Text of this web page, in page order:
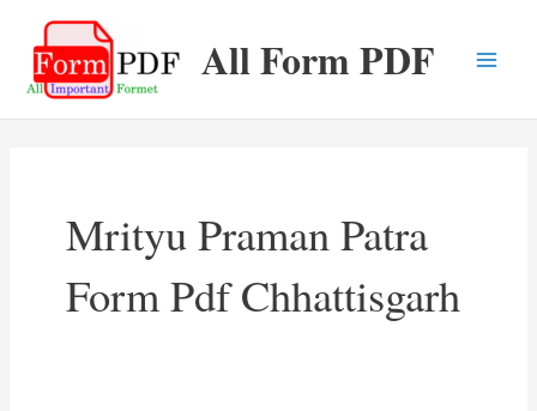
content
All Form PDF
Mrityu Praman Patra
Form Pdf Chhattisgarh